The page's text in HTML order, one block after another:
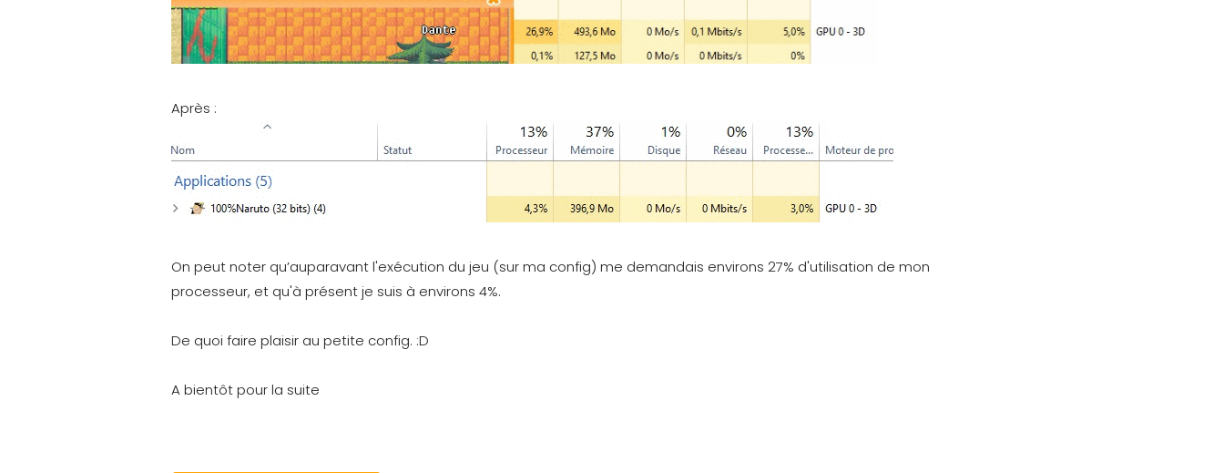
Après :
On peut noter qu’auparavant l'exécution du jeu (sur ma config) me demandais environs 27% d'utilisation de mon
processeur, et qu'à présent je suis à environs 4%.
De quoi faire plaisir au petite config. :D
A bientôt pour la suite